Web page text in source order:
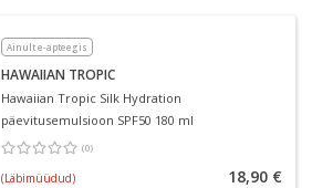
Ainult e-apteegis
HAWAIIAN TROPIC
Hawaiian Tropic Silk Hydration
päevitusemulsioon SPF50 180 ml
(0)
Keskmine hinnang 0.00
(Läbimüüdud) 18,90 €